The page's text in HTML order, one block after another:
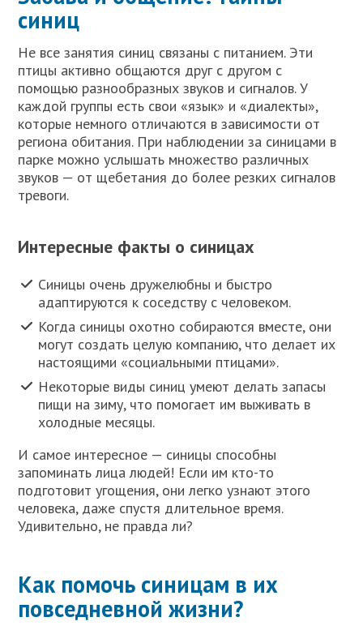
синиц
Не все занятия синиц связаны с питанием. Эти
птицы активно общаются друг с другом с
помощью разнообразных звуков и сигналов. У
каждой группы есть свои «язык» и «диалекты»,
которые немного отличаются в зависимости от
региона обитания. При наблюдении за синицами в
парке можно услышать множество различных
звуков — от щебетания до более резких сигналов
тревоги.
Интересные факты о синицах
Синицы очень дружелюбны и быстро
адаптируются к соседству с человеком.
Когда синицы охотно собираются вместе, они
могут создать целую компанию, что делает их
настоящими «социальными птицами».
Некоторые виды синиц умеют делать запасы
пищи на зиму, что помогает им выживать в
холодные месяцы.
И самое интересное — синицы способны
запоминать лица людей! Если им кто-то
подготовит угощения, они легко узнают этого
человека, даже спустя длительное время.
Удивительно, не правда ли?
Как помочь синицам в их
повседневной жизни?